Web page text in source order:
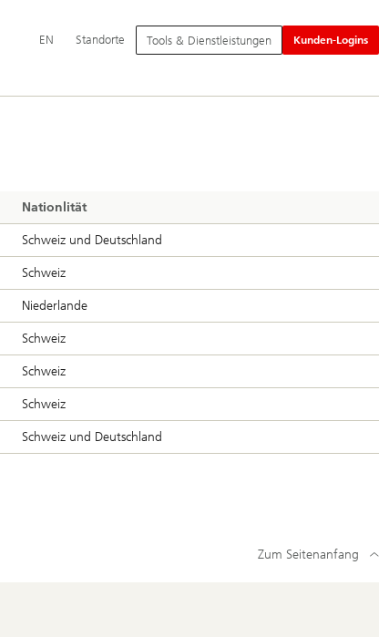
Hauptnavigation
Switch
English
EN Standorte Tools & Dienstleistungen Kunden-Logins
Nationlität
Schweiz und Deutschland
Schweiz
Niederlande
Schweiz
Schweiz
Schweiz
Schweiz und Deutschland
Zum Seitenanfang